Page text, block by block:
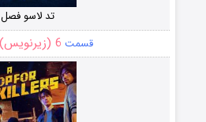
تد لاسو فصل ۴
قسمت 6 (زیرنویس)